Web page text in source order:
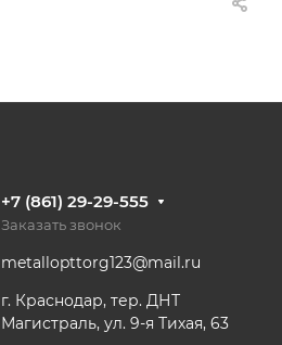
+7 (861) 29-29-555
Заказать звонок
metallopttorg123@mail.ru
г. Краснодар, тер. ДНТ
Магистраль, ул. 9-я Тихая, 63